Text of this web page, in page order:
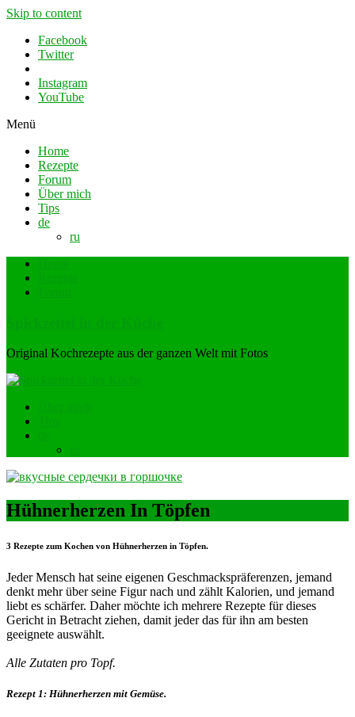
Skip to content
Facebook
Twitter
Instagram
YouTube
Menü
Home
Rezepte
Forum
Über mich
Tips
de
ru
Original Kochrezepte aus der ganzen Welt mit Fotos
Hühnerherzen In Töpfen
3 Rezepte zum Kochen von Hühnerherzen in Töpfen.
Jeder Mensch hat seine eigenen Geschmackspräferenzen, jemand
denkt mehr über seine Figur nach und zählt Kalorien, und jemand
liebt es schärfer. Daher möchte ich mehrere Rezepte für dieses
Gericht in Betracht ziehen, damit jeder das für ihn am besten
geeignete auswählt.
Alle Zutaten pro Topf.
Rezept 1: Hühnerherzen mit Gemüse.